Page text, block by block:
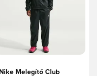
Nike Melegítő Club